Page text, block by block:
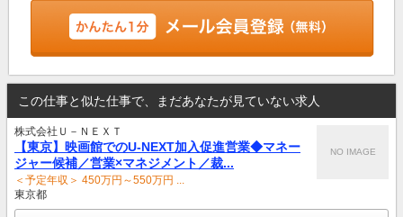
この仕事と似た仕事で、まだあなたが見ていない求人
株式会社Ｕ－ＮＥＸＴ
【東京】映画館でのU-NEXT加入促進営業◆マネー
ジャー候補／営業×マネジメント／裁...
＜予定年収＞ 450万円～550万円 ...
東京都
NO IMAGE